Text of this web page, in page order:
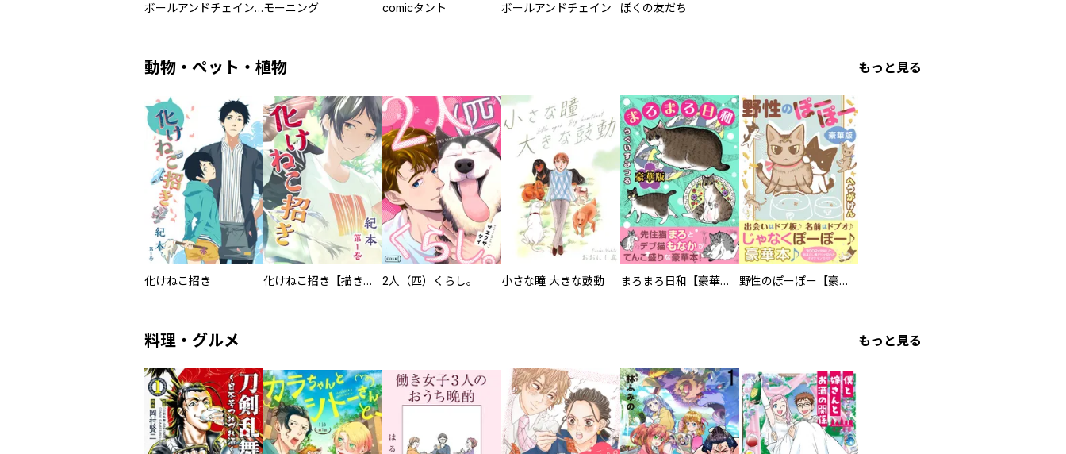
ボールアンドチェイン【単話】モーニング comicタント ボールアンドチェイン ぼくの友だち
動物・ペット・植物 もっと見る
化けねこ招き 化けねこ招き【描きおろし付合冊版】 2人（匹）くらし。 小さな瞳 大きな鼓動 まろまろ日和【豪華版】 野性のぽーぽー【豪華版】
料理・グルメ もっと見る